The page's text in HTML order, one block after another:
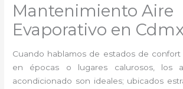
Mantenimiento Aire
Evaporativo en Cdmx
Cuando hablamos de estados de confort
en épocas o lugares calurosos, los
acondicionado son ideales; ubicados